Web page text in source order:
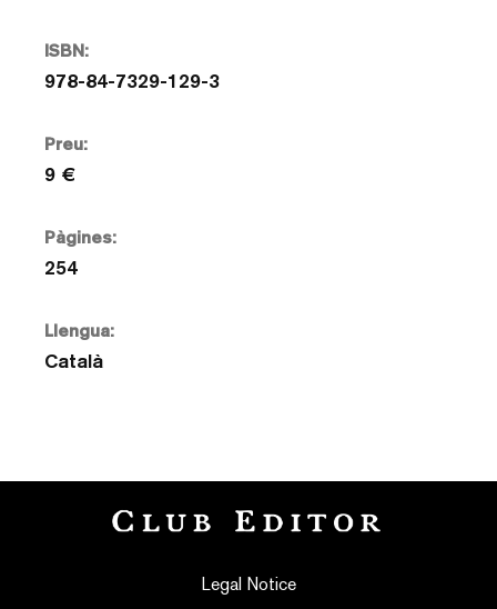
ISBN:
978-84-7329-129-3
Preu:
9 €
Pàgines:
254
Llengua:
Català
Legal Notice